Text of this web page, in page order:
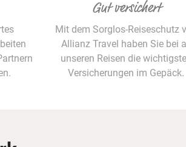
Gut versichert
Mit dem Sorglos-Reiseschutz
Allianz Travel haben Sie bei all
unseren Reisen die
Versicherungen im Gepäck.